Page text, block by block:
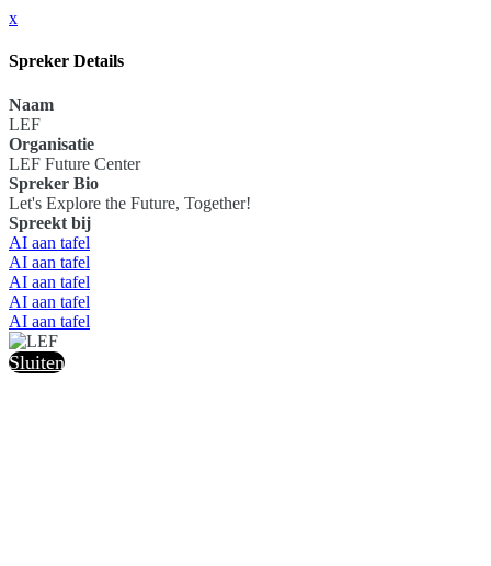
x
Spreker Details
Naam
LEF
Organisatie
LEF Future Center
Spreker Bio
Let's Explore the Future, Together!
Spreekt bij
AI aan tafel
AI aan tafel
AI aan tafel
AI aan tafel
AI aan tafel
Sluiten